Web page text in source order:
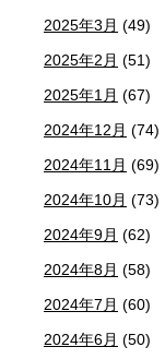
2025年3月 (49)
2025年2月 (51)
2025年1月 (67)
2024年12月 (74)
2024年11月 (69)
2024年10月 (73)
2024年9月 (62)
2024年8月 (58)
2024年7月 (60)
2024年6月 (50)